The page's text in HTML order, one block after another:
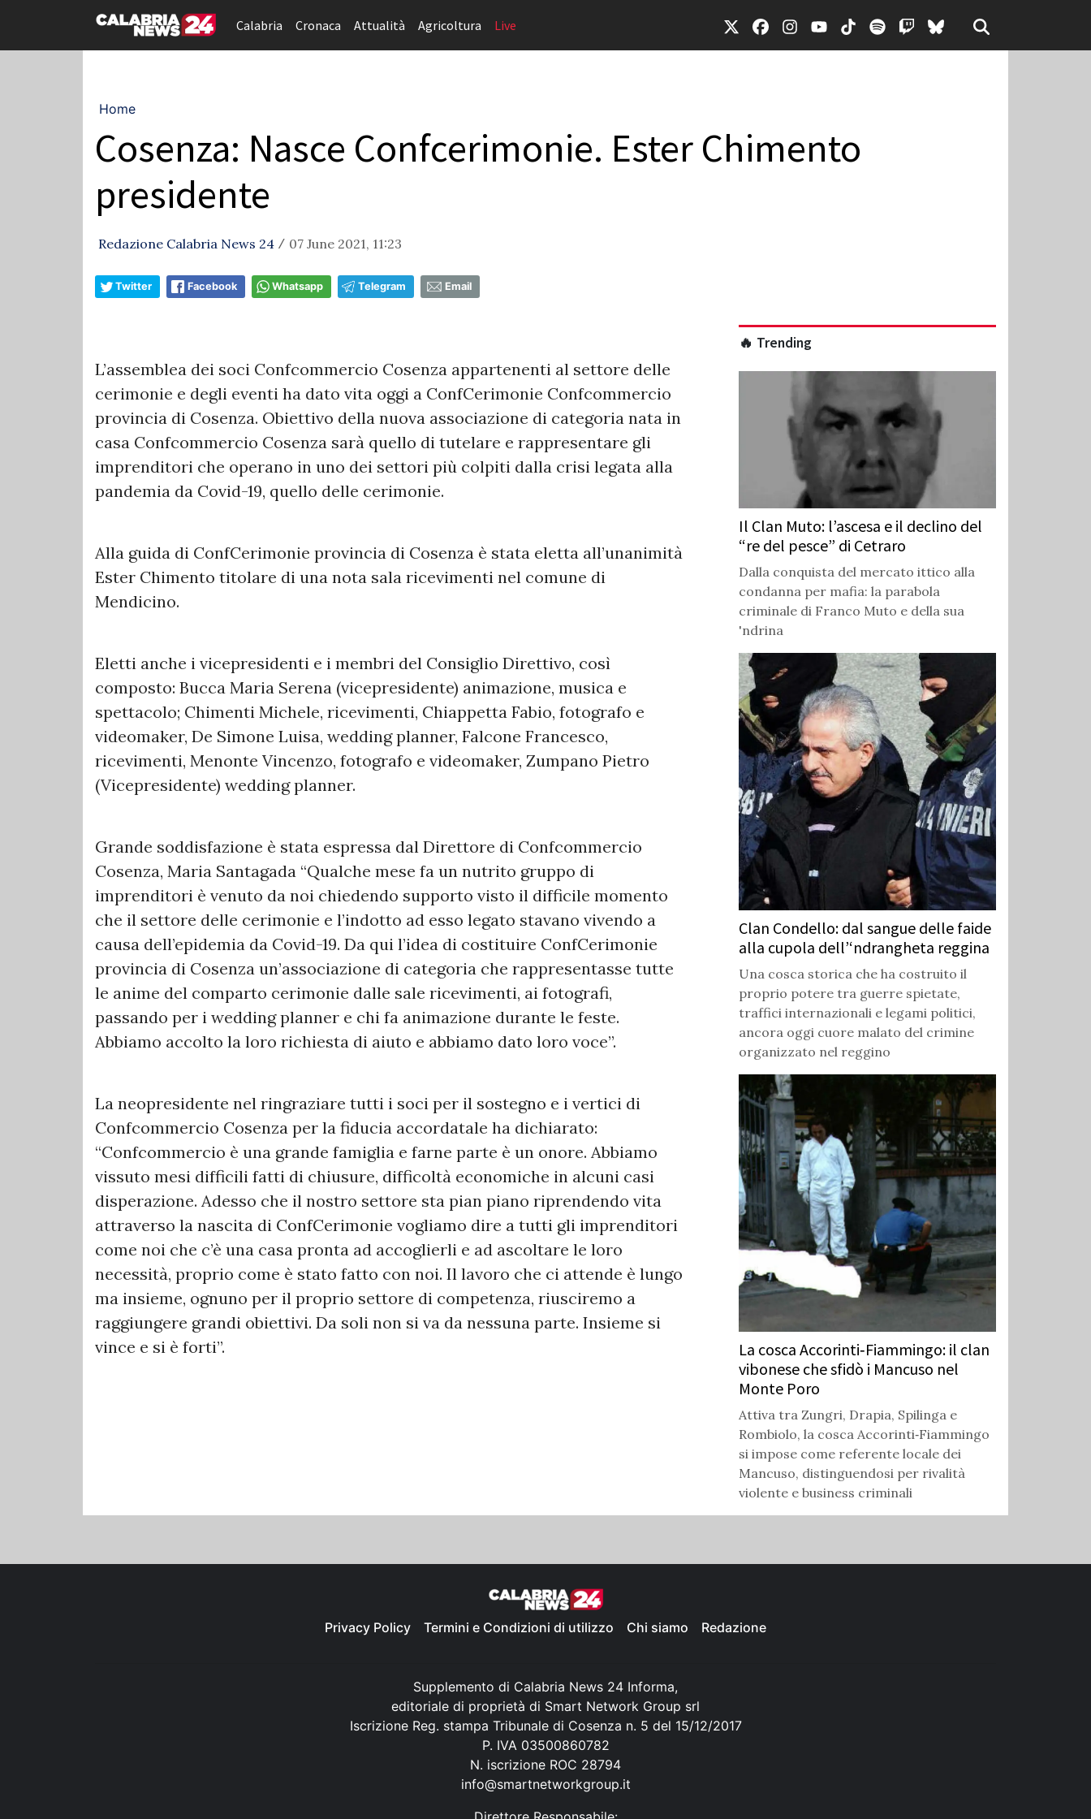
Calabria Cronaca Attualità Agricoltura Live
Home
Cosenza: Nasce Confcerimonie. Ester Chimento
presidente
Redazione Calabria News 24 / 07 June 2021, 11:23
Twitter Facebook Whatsapp Telegram Email
L’assemblea dei soci Confcommercio Cosenza appartenenti al settore delle
cerimonie e degli eventi ha dato vita oggi a ConfCerimonie Confcommercio
provincia di Cosenza. Obiettivo della nuova associazione di categoria nata in
casa Confcommercio Cosenza sarà quello di tutelare e rappresentare gli
imprenditori che operano in uno dei settori più colpiti dalla crisi legata alla
pandemia da Covid-19, quello delle cerimonie.
Alla guida di ConfCerimonie provincia di Cosenza è stata eletta all’unanimità
Ester Chimento titolare di una nota sala ricevimenti nel comune di
Mendicino.
Eletti anche i vicepresidenti e i membri del Consiglio Direttivo, così
composto: Bucca Maria Serena (vicepresidente) animazione, musica e
spettacolo; Chimenti Michele, ricevimenti, Chiappetta Fabio, fotografo e
videomaker, De Simone Luisa, wedding planner, Falcone Francesco,
ricevimenti, Menonte Vincenzo, fotografo e videomaker, Zumpano Pietro
(Vicepresidente) wedding planner.
Grande soddisfazione è stata espressa dal Direttore di Confcommercio
Cosenza, Maria Santagada “Qualche mese fa un nutrito gruppo di
imprenditori è venuto da noi chiedendo supporto visto il difficile momento
che il settore delle cerimonie e l’indotto ad esso legato stavano vivendo a
causa dell’epidemia da Covid-19. Da qui l’idea di costituire ConfCerimonie
provincia di Cosenza un’associazione di categoria che rappresentasse tutte
le anime del comparto cerimonie dalle sale ricevimenti, ai fotografi,
passando per i wedding planner e chi fa animazione durante le feste.
Abbiamo accolto la loro richiesta di aiuto e abbiamo dato loro voce”.
La neopresidente nel ringraziare tutti i soci per il sostegno e i vertici di
Confcommercio Cosenza per la fiducia accordatale ha dichiarato:
“Confcommercio è una grande famiglia e farne parte è un onore. Abbiamo
vissuto mesi difficili fatti di chiusure, difficoltà economiche in alcuni casi
disperazione. Adesso che il nostro settore sta pian piano riprendendo vita
attraverso la nascita di ConfCerimonie vogliamo dire a tutti gli imprenditori
come noi che c’è una casa pronta ad accoglierli e ad ascoltare le loro
necessità, proprio come è stato fatto con noi. Il lavoro che ci attende è lungo
ma insieme, ognuno per il proprio settore di competenza, riusciremo a
raggiungere grandi obiettivi. Da soli non si va da nessuna parte. Insieme si
vince e si è forti”.
🔥 Trending
Il Clan Muto: l’ascesa e il declino del
“re del pesce” di Cetraro
Dalla conquista del mercato ittico alla
condanna per mafia: la parabola
criminale di Franco Muto e della sua
'ndrina
Clan Condello: dal sangue delle faide
alla cupola dell’‘ndrangheta reggina
Una cosca storica che ha costruito il
proprio potere tra guerre spietate,
traffici internazionali e legami politici,
ancora oggi cuore malato del crimine
organizzato nel reggino
La cosca Accorinti‑Fiammingo: il clan
vibonese che sfidò i Mancuso nel
Monte Poro
Attiva tra Zungri, Drapia, Spilinga e
Rombiolo, la cosca Accorinti‑Fiammingo
si impose come referente locale dei
Mancuso, distinguendosi per rivalità
violente e business criminali
Privacy Policy Termini e Condizioni di utilizzo Chi siamo Redazione
Supplemento di Calabria News 24 Informa,
editoriale di proprietà di Smart Network Group srl
Iscrizione Reg. stampa Tribunale di Cosenza n. 5 del 15/12/2017
P. IVA 03500860782
N. iscrizione ROC 28794
info@smartnetworkgroup.it